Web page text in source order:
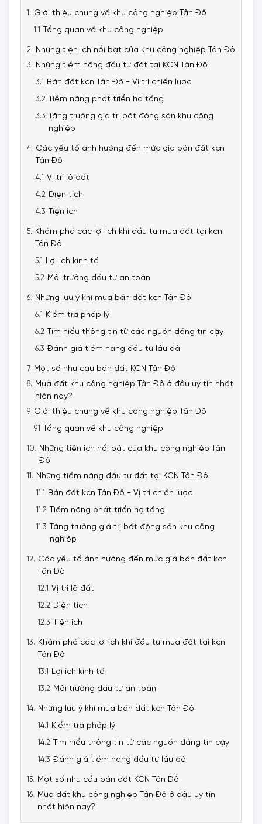
Giới thiệu chung về khu công nghiệp Tân Đô
Tổng quan về khu công nghiệp
Những tiện ích nổi bật của khu công nghiệp Tân Đô
Những tiềm năng đầu tư đất tại KCN Tân Đô
Bán đất kcn Tân Đô - Vị trí chiến lược
Tiềm năng phát triển hạ tầng
Tăng trưởng giá trị bất động sản khu công
nghiệp
Các yếu tố ảnh hưởng đến mức giá bán đất kcn
Tân Đô
Vị trí lô đất
Diện tích
Tiện ích
Khám phá các lợi ích khi đầu tư mua đất tại kcn
Tân Đô
Lợi ích kinh tế
Môi trường đầu tư an toàn
Những lưu ý khi mua bán đất kcn Tân Đô
Kiểm tra pháp lý
Tìm hiểu thông tin từ các nguồn đáng tin cậy
Đánh giá tiềm năng đầu tư lâu dài
Một số nhu cầu bán đất KCN Tân Đô
Mua đất khu công nghiệp Tân Đô ở đâu uy tín nhất
hiện nay?
Giới thiệu chung về khu công nghiệp Tân Đô
Tổng quan về khu công nghiệp
Những tiện ích nổi bật của khu công nghiệp Tân
Đô
Những tiềm năng đầu tư đất tại KCN Tân Đô
Bán đất kcn Tân Đô - Vị trí chiến lược
Tiềm năng phát triển hạ tầng
Tăng trưởng giá trị bất động sản khu công
nghiệp
Các yếu tố ảnh hưởng đến mức giá bán đất kcn
Tân Đô
Vị trí lô đất
Diện tích
Tiện ích
Khám phá các lợi ích khi đầu tư mua đất tại kcn
Tân Đô
Lợi ích kinh tế
Môi trường đầu tư an toàn
Những lưu ý khi mua bán đất kcn Tân Đô
Kiểm tra pháp lý
Tìm hiểu thông tin từ các nguồn đáng tin cậy
Đánh giá tiềm năng đầu tư lâu dài
Một số nhu cầu bán đất KCN Tân Đô
Mua đất khu công nghiệp Tân Đô ở đâu uy tín
nhất hiện nay?